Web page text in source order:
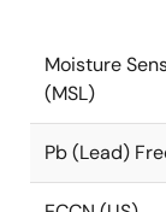
Moisture
(MSL)
Pb (Lead)